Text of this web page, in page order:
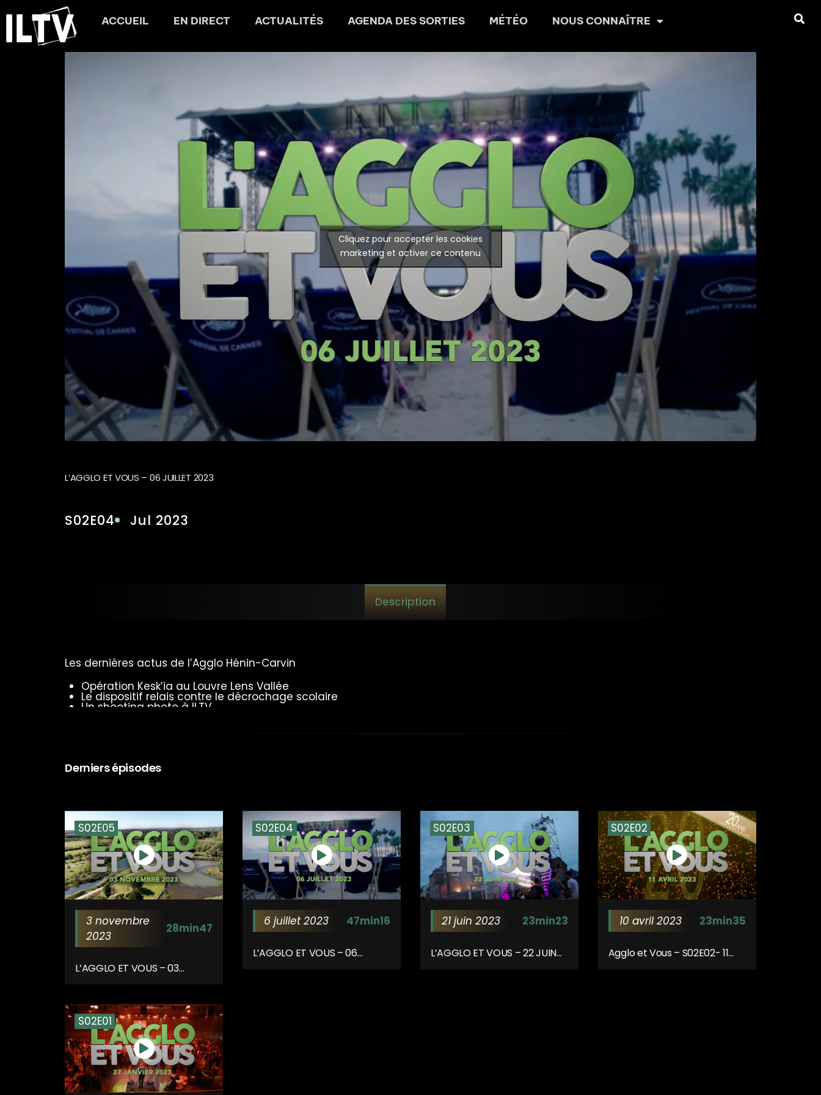
ACCUEIL EN DIRECT ACTUALITÉS AGENDA DES SORTIES MÉTÉO NOUS CONNAÎTRE
Cliquez pour accepter les cookies
marketing et activer ce contenu
L’AGGLO ET VOUS – 06 JUILLET 2023
S02E04 Jul 2023
Description
Les dernières actus de l’Agglo Hénin-Carvin
Opération Kesk’ia au Louvre Lens Vallée
Le dispositif relais contre le décrochage scolaire
Un shooting photo à ILTV
Le spectacle Pittocha au parc des îles
Derniers épisodes
S02E05
3 novembre
2023
28min47
L’AGGLO ET VOUS – 03
S02E04
6 juillet 2023 47min16
L’AGGLO ET VOUS – 06
S02E03
21 juin 2023 23min23
L’AGGLO ET VOUS – 22 JUIN
S02E02
10 avril 2023 23min35
Agglo et Vous – S02E02- 11
S02E01